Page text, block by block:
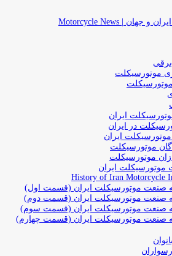
موتورسیکلت
موتورسیکلت
ایران
در ایران
ایران
موتورسیکلت
موتورسیکلت
موتورسیکلت ایران
History of Iran Motorcycle
صنعت موتورسیکلت ایران (قسمت اول)
صنعت موتورسیکلت ایران (قسمت دوم)
صنعت موتورسیکلت ایران (قسمت سوم)
صنعت موتورسیکلت ایران (قسمت چهارم)